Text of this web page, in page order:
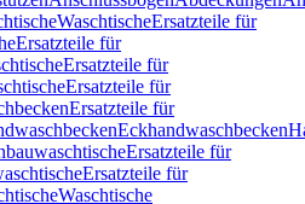
WaschtischeErsatzteile für
Ersatzteile für
Ersatzteile für
Ersatzteile für
Ersatzteile für
Eckhandwaschbecken
Ersatzteile für
Ersatzteile für
Waschtische